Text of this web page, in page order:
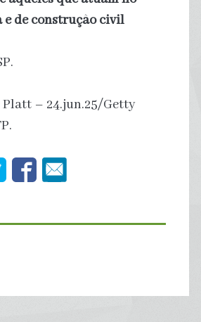
e de construção civil
Platt – 24.jun.25/Getty